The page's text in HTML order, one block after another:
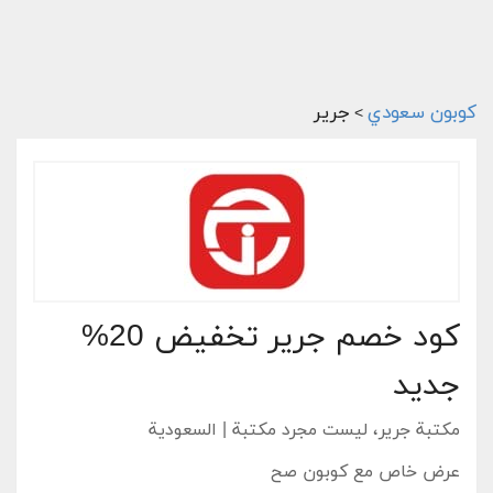
كوبون سعودي > جرير
كود خصم جرير تخفيض 20%
جديد
مكتبة جرير، ليست مجرد مكتبة | السعودية
عرض خاص مع كوبون صح